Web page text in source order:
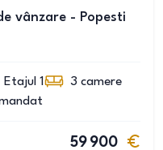
vânzare - Popesti
Etajul 1 3 camere
59 900